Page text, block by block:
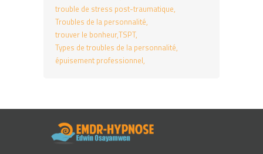
trouble de stress post-traumatique
Troubles de la personnalité
trouver le bonheurTSPT
Types de troubles de la personnalité
épuisement professionnel